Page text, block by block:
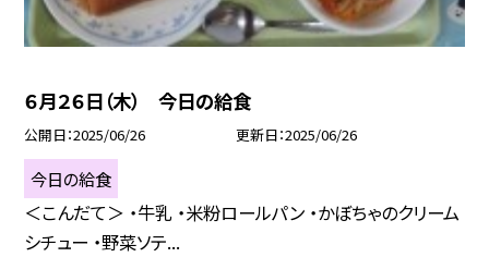
６月２６日（木） 今日の給食
公開日 2025/06/26 更新日 2025/06/26
今日の給食
＜こんだて＞ ・牛乳 ・米粉ロールパン ・かぼちゃのクリーム
シチュー ・野菜ソテ...